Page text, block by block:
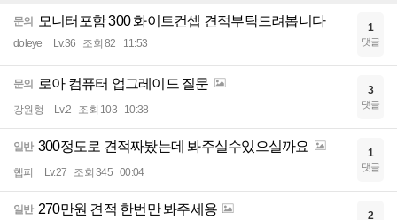
문의 모니터포함 300 화이트컨셉 견적부탁드려봅니다
doleye Lv.36 조회 82 11:53
1
댓글
문의 로아 컴퓨터 업그레이드 질문
강원형 Lv.2 조회 103 10:38
3
댓글
일반 300정도로 견적짜봤는데 봐주실수있으실까요
햅피 Lv.27 조회 345 00:04
1
댓글
일반 270만원 견적 한번만 봐주세용 2